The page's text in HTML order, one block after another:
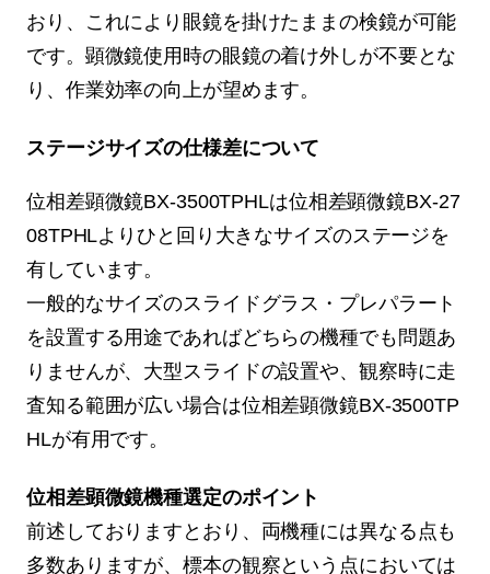
おり、これにより眼鏡を掛けたままの検鏡が可能
です。顕微鏡使用時の眼鏡の着け外しが不要とな
り、作業効率の向上が望めます。
ステージサイズの仕様差について
位相差顕微鏡BX-3500TPHLは位相差顕微鏡BX-27
08TPHLよりひと回り大きなサイズのステージを
有しています。
一般的なサイズのスライドグラス・プレパラート
を設置する用途であればどちらの機種でも問題あ
りませんが、大型スライドの設置や、観察時に走
査知る範囲が広い場合は位相差顕微鏡BX-3500TP
HLが有用です。
位相差顕微鏡機種選定のポイント
前述しておりますとおり、両機種には異なる点も
多数ありますが、標本の観察という点においては